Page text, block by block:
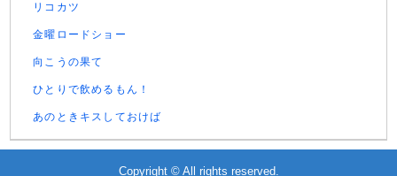
リコカツ
金曜ロードショー
向こうの果て
ひとりで飲めるもん！
あのときキスしておけば
Copyright © All rights reserved.